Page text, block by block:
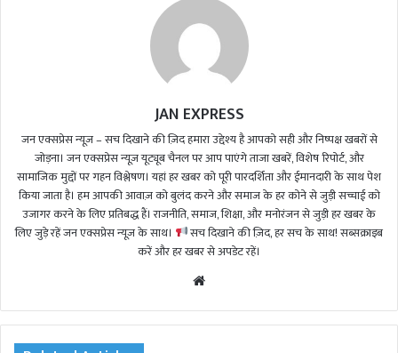
JAN EXPRESS
जन एक्सप्रेस न्यूज़ – सच दिखाने की ज़िद हमारा उद्देश्य है आपको सही और निष्पक्ष खबरों से
जोड़ना। जन एक्सप्रेस न्यूज़ यूट्यूब चैनल पर आप पाएंगे ताजा खबरें, विशेष रिपोर्ट, और
सामाजिक मुद्दों पर गहन विश्लेषण। यहां हर खबर को पूरी पारदर्शिता और ईमानदारी के साथ पेश
किया जाता है। हम आपकी आवाज़ को बुलंद करने और समाज के हर कोने से जुड़ी सच्चाई को
उजागर करने के लिए प्रतिबद्ध हैं। राजनीति, समाज, शिक्षा, और मनोरंजन से जुड़ी हर खबर के
लिए जुड़े रहें जन एक्सप्रेस न्यूज़ के साथ।
सच दिखाने की ज़िद, हर सच के साथ! सब्सक्राइब
करें और हर खबर से अपडेट रहें।
te